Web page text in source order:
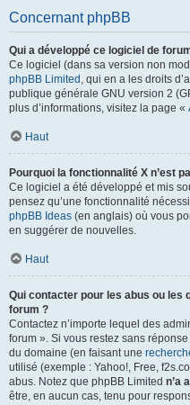
Concernant phpBB
Qui a développé ce logiciel de
Ce logiciel (dans sa version non
phpBB Limited , qui en a les droits
publique générale GNU version 2
plus d’informations, visitez la page «
Haut
Pourquoi la fonctionnalité X n’est
Ce logiciel a été développé et mis
pensez qu’une fonctionnalité
phpBB Ideas (en anglais) où vous
en suggérer de nouvelles.
Haut
Qui contacter pour les abus ou les
forum ?
Contactez n’importe lequel des
forum ». Si vous restez sans
du domaine (en faisant une
utilisé (exemple : Yahoo!, Free,
abus. Notez que phpBB Limited n’a
être, en aucun cas, tenu pour